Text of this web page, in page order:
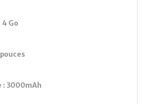
Go
: 3000mAh